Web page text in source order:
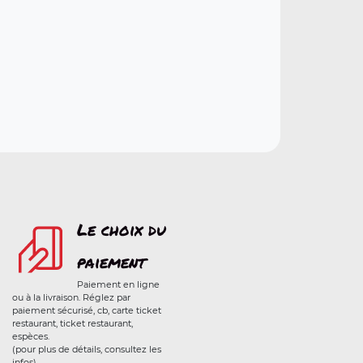
Le choix du
paiement
Paiement en ligne
ou à la livraison. Réglez par
paiement sécurisé, cb, carte ticket
restaurant, ticket restaurant,
espèces.
(pour plus de détails, consultez les